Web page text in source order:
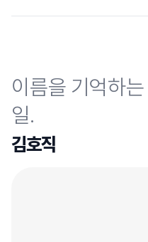
이름을 기억하
일.
김호직